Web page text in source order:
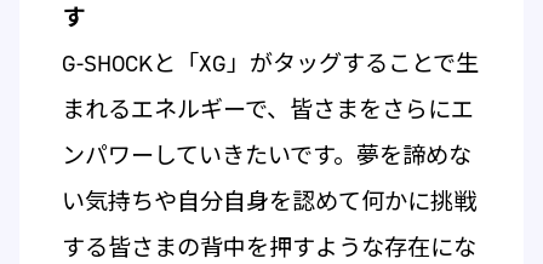
す
G-SHOCKと「XG」がタッグすることで生
まれるエネルギーで、皆さまをさらにエ
ンパワーしていきたいです。夢を諦めな
い気持ちや自分自身を認めて何かに挑戦
する皆さまの背中を押すような存在にな